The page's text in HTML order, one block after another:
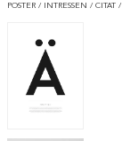
POSTER / INTRESSEN / CITAT /